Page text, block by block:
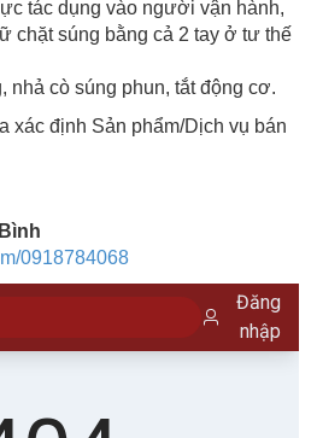
tác dụng vào người vận hành,
chặt súng bằng cả 2 tay ở tư thế
nhả cò súng phun, tắt động cơ.
xác định Sản phẩm/Dịch vụ bán
0918784068